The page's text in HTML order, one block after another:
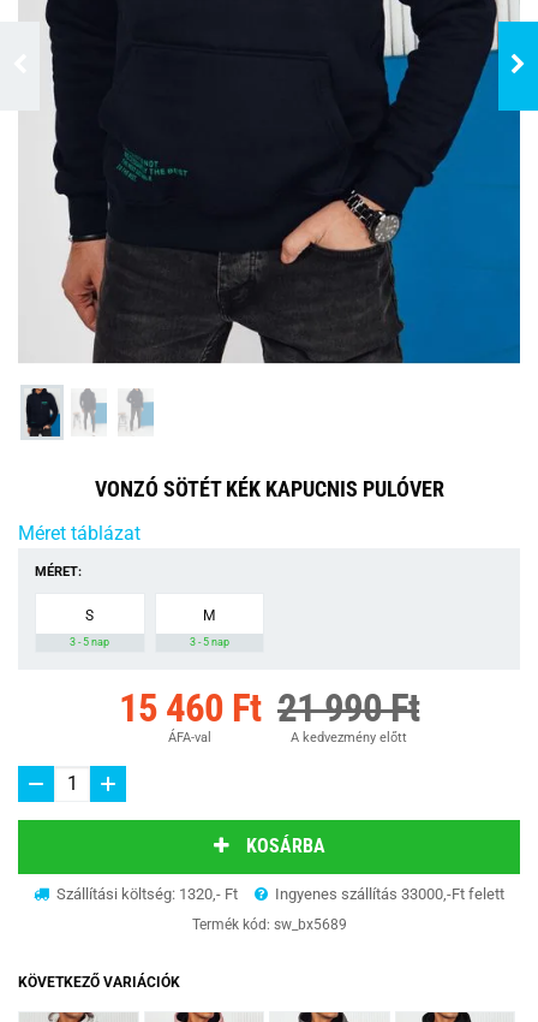
VONZÓ SÖTÉT KÉK KAPUCNIS PULÓVER
Méret táblázat
MÉRET:
S
3 - 5 nap
M
3 - 5 nap
15 460 Ft
ÁFA-val
21 990 Ft
A kedvezmény előtt
KOSÁRBA
Szállítási költség: 1320,- Ft Ingyenes szállítás 33000,-Ft felett
Termék kód: sw_bx5689
KÖVETKEZŐ VARIÁCIÓK